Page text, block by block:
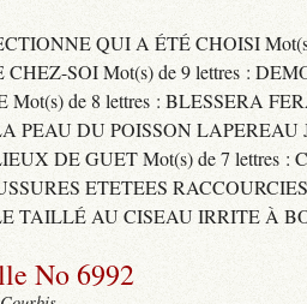
QUI A ÉTÉ CHOISI
SOI Mot(s) de 9 lettres :
Mot(s) de 8 lettres : BLESSERA
PEAU DU POISSON LAPEREAU
DE GUET Mot(s) de 7 lettres :
ETETEES
TAILLÉ AU CISEAU IRRITE À
No 6992